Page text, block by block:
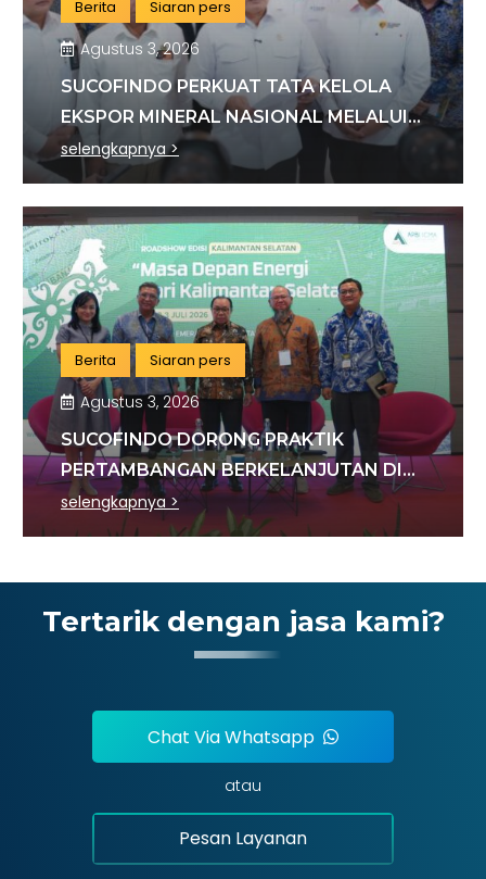
Berita Siaran pers
Agustus 3, 2026
SUCOFINDO PERKUAT TATA KELOLA
EKSPOR MINERAL NASIONAL MELALUI
SINERGI DENGAN KSP DAN DANANTARA
selengkapnya >
Berita Siaran pers
Agustus 3, 2026
SUCOFINDO DORONG PRAKTIK
PERTAMBANGAN BERKELANJUTAN DI
SEKTOR BATU BARA
selengkapnya >
Tertarik dengan jasa kami?
Chat Via Whatsapp
atau
Pesan Layanan